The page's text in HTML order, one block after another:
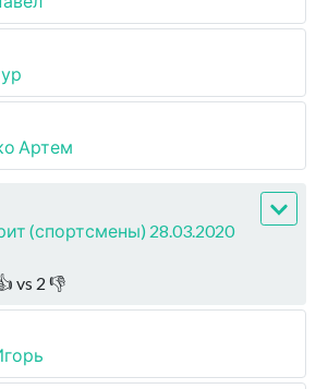
Артем
(спортсмены) 28.03.2020
vs 2 👎